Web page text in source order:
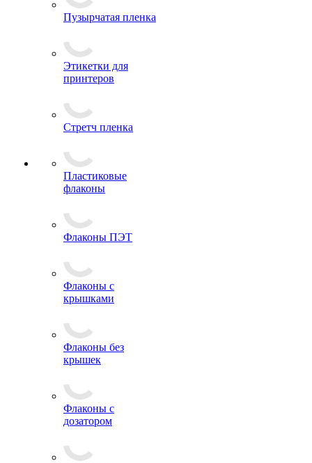
Пузырчатая пленка
Этикетки для
принтеров
Стретч пленка
Пластиковые
флаконы
Флаконы ПЭТ
Флаконы с
крышками
Флаконы без
крышек
Флаконы с
дозатором